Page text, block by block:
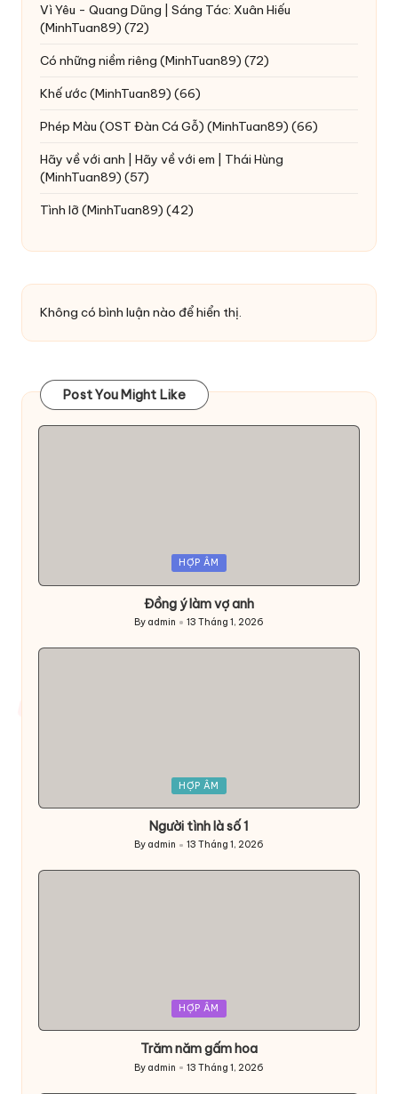
Vì Yêu - Quang Dũng | Sáng Tác: Xuân Hiếu
(MinhTuan89) (72)
Có những niềm riêng (MinhTuan89) (72)
Khế ước(MinhTuan89) (66)
Phép Màu (OST Đàn Cá Gỗ) (MinhTuan89) (66)
Hãy về với anh | Hãy về với em | Thái Hùng
(MinhTuan89) (57)
Tình lỡ (MinhTuan89) (42)
Không có bình luận nào để hiển thị.
Post You Might Like
HỢP ÂM
Đồng ý làm vợ anh
Posted
by
By admin 13 Tháng 1, 2026
HỢP ÂM
Người tình là số 1
Posted
by
By admin 13 Tháng 1, 2026
HỢP ÂM
Trăm năm gấm hoa
Posted
By admin 13 Tháng 1, 2026